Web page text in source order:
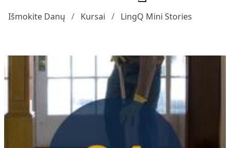
Išmokite Danų Kursai LingQ Mini Stories